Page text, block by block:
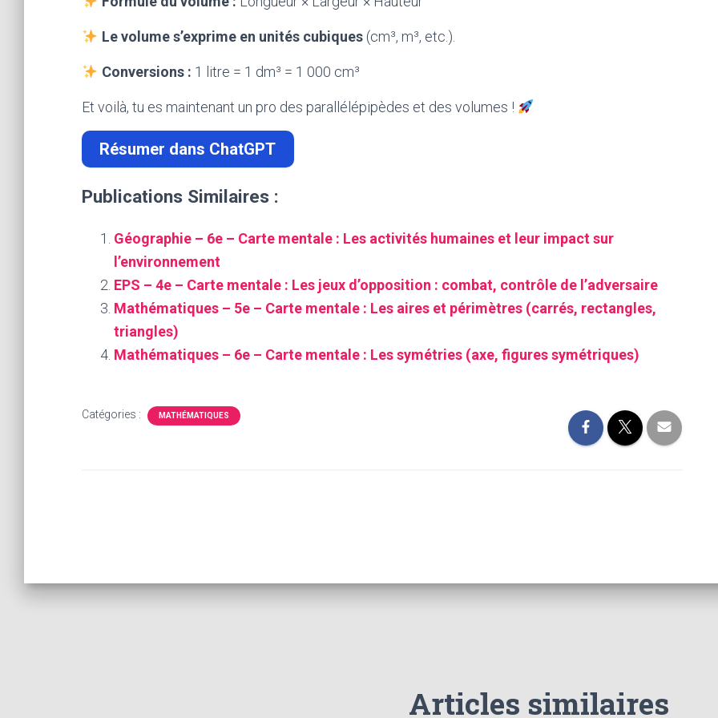
Le volume s’exprime en unités cubiques(cm³, m³, etc.).
Conversions : 1 litre = 1 dm³ = 1 000 cm³
Et voilà, tu es maintenant un pro des parallélépipèdes et des volumes !
Résumer dans ChatGPT
Publications Similaires :
Géographie – 6e – Carte mentale : Les activités humaines et leur impact sur
l’environnement
EPS – 4e – Carte mentale : Les jeux d’opposition : combat, contrôle de l’adversaire
Mathématiques – 5e – Carte mentale : Les aires et périmètres (carrés, rectangles,
triangles)
Mathématiques – 6e – Carte mentale : Les symétries (axe, figures symétriques)
Catégories : MATHÉMATIQUES
Articles similaires